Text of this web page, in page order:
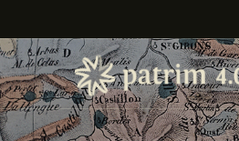
4.0